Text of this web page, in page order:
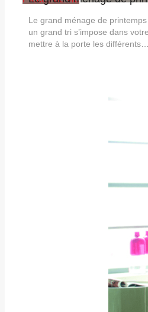
Le grand ménage de
un grand tri s’impose dans
mettre à la porte les différents…